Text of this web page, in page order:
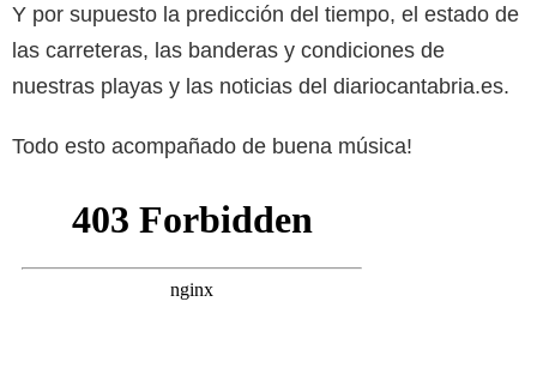
Y por supuesto la predicción del tiempo, el estado de
las carreteras, las banderas y condiciones de
nuestras playas y las noticias del diariocantabria.es.
Todo esto acompañado de buena música!